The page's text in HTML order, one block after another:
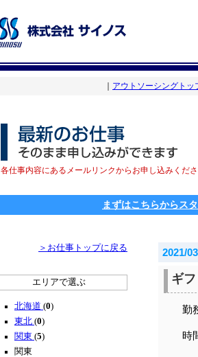
アウトソーシングトッ
各仕事内容にあるメールリンクからお申し込みくだ
まずはこちらからス
＞お仕事トップに戻る
エリアで選ぶ
北海道 (0)
東北 (0)
関東 (5)
関東
2021/
ギ
勤
時